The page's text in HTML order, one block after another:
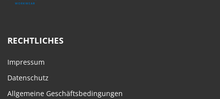
RECHTLICHES
Impressum
Datenschutz
Allgemeine Geschäftsbedingungen